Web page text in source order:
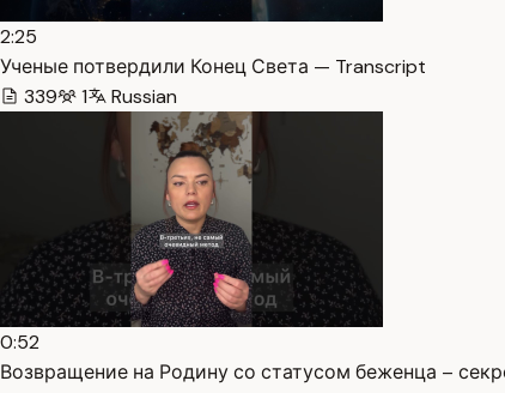
2:25
Ученые потвердили Конец Света — Transcript
339
1 Russian
0:52
Возвращение на Родину со статусом беженца –